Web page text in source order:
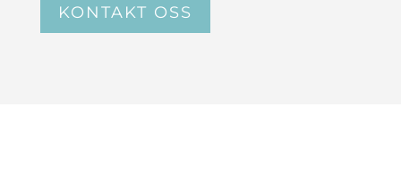
KONTAKT OSS